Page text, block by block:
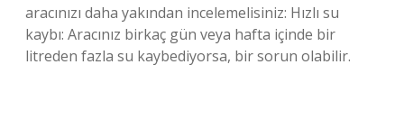
aracınızı daha yakından incelemelisiniz: Hızlı su
kaybı: Aracınız birkaç gün veya hafta içinde bir
litreden fazla su kaybediyorsa, bir sorun olabilir.